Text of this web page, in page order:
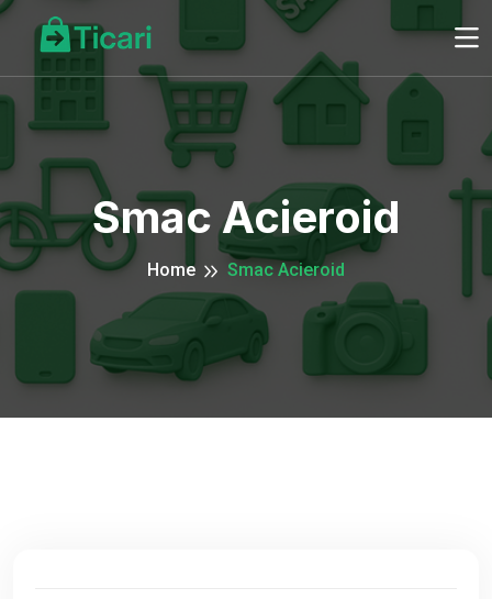
Smac Acieroid
Home Smac Acieroid